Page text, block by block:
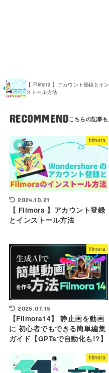
【 Filmora 】アカウント登録とイン
ストール方法
RECOMMEND
filmora
2024.10.21
【 Filmora 】アカウント登録
とインストール方法
filmora
2025.07.15
【Filmora14】 静止画を動画
に 初心者でもできる簡単編集
ガイド【GPTsで自動化も!?】
filmora